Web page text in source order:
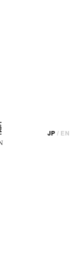
JP / EN